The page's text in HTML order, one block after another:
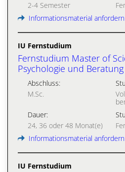
2-4 Semester
Informationsmaterial anfordern
IU Fernstudium
Fernstudium Master of
Psychologie und Beratung
Abschluss:
M.Sc.
Dauer:
24, 36 oder 48 Monat(e)
Informationsmaterial anfordern
IU Fernstudium